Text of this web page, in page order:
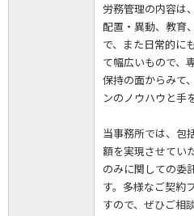
労務管理の内容は
配置・異動、教育
で、また日常的に
て幅広いもので、
保持の面からみて
ンのノウハウと手
当事務所では、包
額を実現させてい
のみに関しての委
す。多様なご契約
すので、ぜひご相